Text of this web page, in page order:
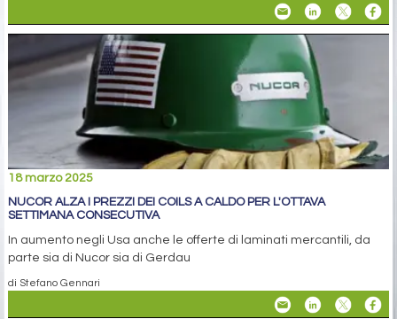
18 marzo 2025
NUCOR ALZA I PREZZI DEI COILS A CALDO PER L'OTTAVA
SETTIMANA CONSECUTIVA
In aumento negli Usa anche le offerte di laminati mercantili, da
parte sia di Nucor sia di Gerdau
di Stefano Gennari